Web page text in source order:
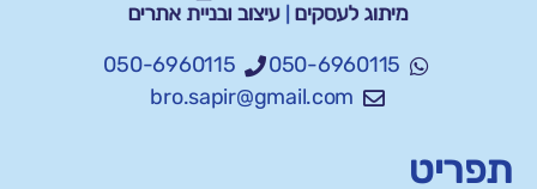
050-6960115
050-6960115
bro.sapir@gmail.com
תפריט